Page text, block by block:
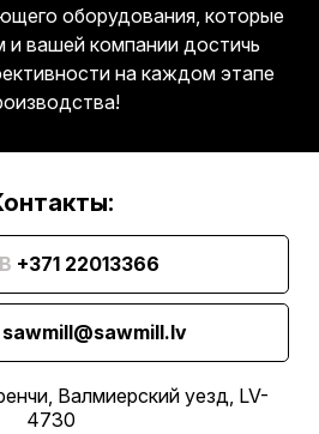
оборудования, которые
и вашей компании достичь
на каждом этапе
+371 22013366
sawmill@sawmill.lv
Валмиерский уезд, LV-
4730